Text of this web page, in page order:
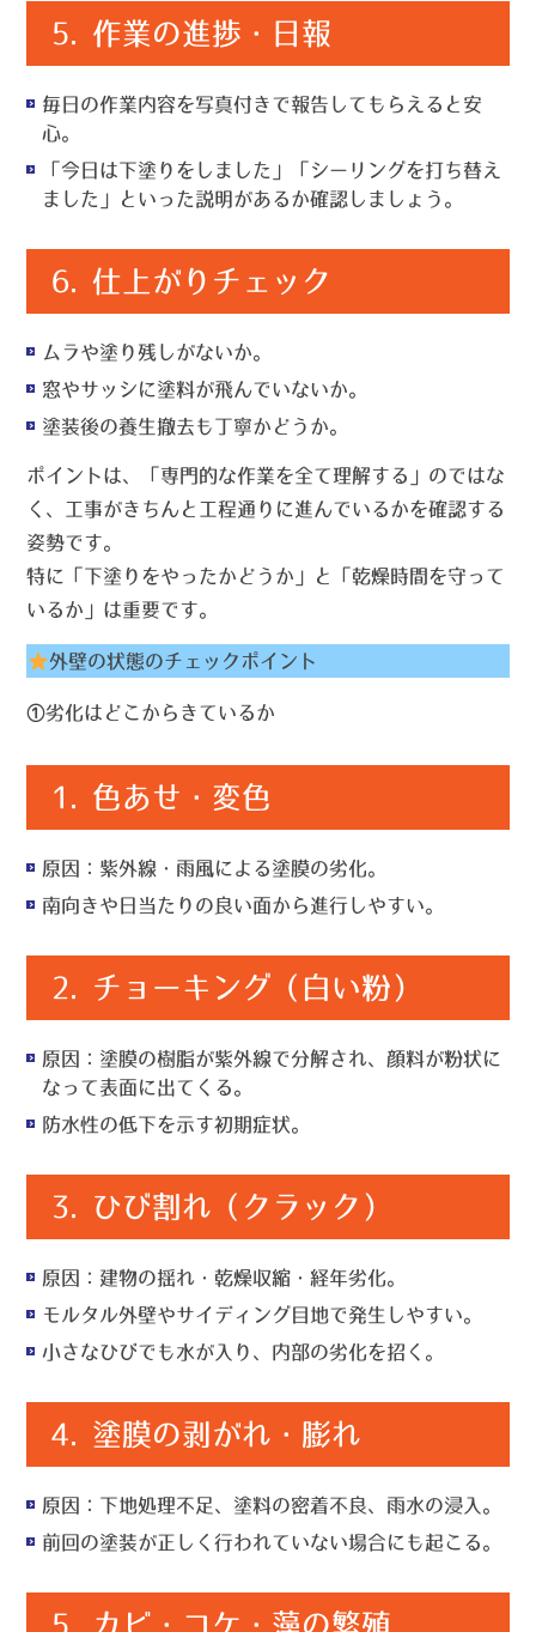
5. 作業の進捗・日報
毎日の作業内容を写真付きで報告してもらえると安
心。
「今日は下塗りをしました」「シーリングを打ち替え
ました」といった説明があるか確認しましょう。
6. 仕上がりチェック
ムラや塗り残しがないか。
窓やサッシに塗料が飛んでいないか。
塗装後の養生撤去も丁寧かどうか。
ポイントは、「専門的な作業を全て理解する」のではな
く、 工事がきちんと工程通りに進んでいるかを確認する
姿勢です。
特に「下塗りをやったかどうか」と「乾燥時間を守って
いるか」は重要です。
外壁の状態のチェックポイント
①劣化はどこからきているか
1. 色あせ・変色
原因
：紫外線・雨風による塗膜の劣化。
南向きや日当たりの良い面から進行しやすい。
2. チョーキング（白い粉）
原因
：塗膜の樹脂が紫外線で分解され、顔料が粉状に
なって表面に出てくる。
防水性の低下を示す初期症状。
3. ひび割れ（クラック）
原因
：建物の揺れ・乾燥収縮・経年劣化。
モルタル外壁やサイディング目地で発生しやすい。
小さなひびでも水が入り、内部の劣化を招く。
4. 塗膜の剥がれ・膨れ
原因
：下地処理不足、塗料の密着不良、雨水の浸入。
前回の塗装が正しく行われていない場合にも起こる。
5. カビ・コケ・藻の繁殖